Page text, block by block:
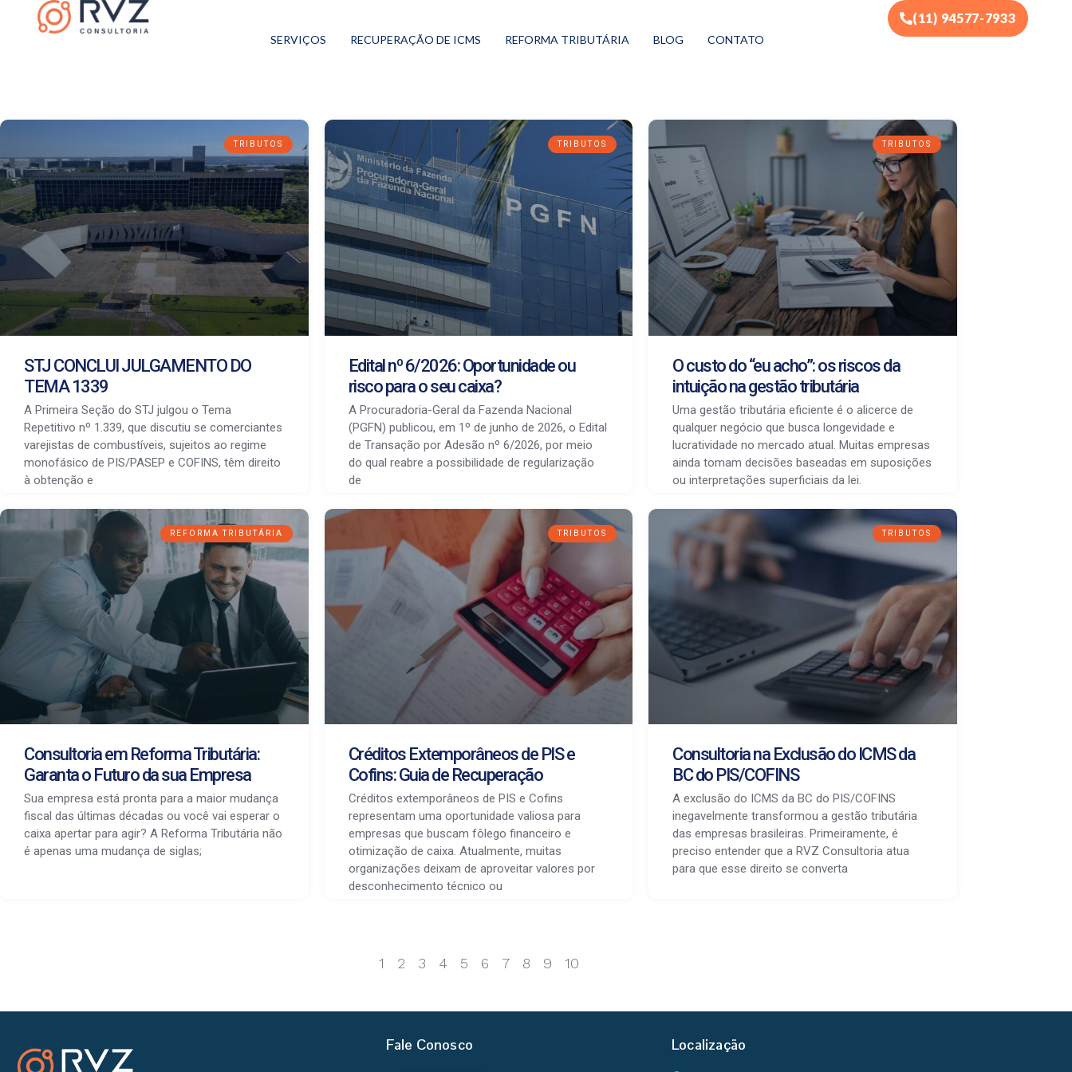
SERVIÇOS RECUPERAÇÃO DE ICMS REFORMA TRIBUTÁRIA BLOG CONTATO
(11) 94577-7933
TRIBUTOS
STJ CONCLUI JULGAMENTO DO
TEMA 1339
A Primeira Seção do STJ julgou o Tema
Repetitivo nº 1.339, que discutiu se comerciantes
varejistas de combustíveis, sujeitos ao regime
monofásico de PIS/PASEP e COFINS, têm direito
à obtenção e
TRIBUTOS
Edital nº 6/2026: Oportunidade ou
risco para o seu caixa?
A Procuradoria-Geral da Fazenda Nacional
(PGFN) publicou, em 1º de junho de 2026, o Edital
de Transação por Adesão nº 6/2026, por meio
do qual reabre a possibilidade de regularização
de
TRIBUTOS
O custo do “eu acho”: os riscos da
intuição na gestão tributária
Uma gestão tributária eficiente é o alicerce de
qualquer negócio que busca longevidade e
lucratividade no mercado atual. Muitas empresas
ainda tomam decisões baseadas em suposições
ou interpretações superficiais da lei.
REFORMA TRIBUTÁRIA
Consultoria em Reforma Tributária:
Garanta o Futuro da sua Empresa
Sua empresa está pronta para a maior mudança
fiscal das últimas décadas ou você vai esperar o
caixa apertar para agir? A Reforma Tributária não
é apenas uma mudança de siglas;
TRIBUTOS
Créditos Extemporâneos de PIS e
Cofins: Guia de Recuperação
Créditos extemporâneos de PIS e Cofins
representam uma oportunidade valiosa para
empresas que buscam fôlego financeiro e
otimização de caixa. Atualmente, muitas
organizações deixam de aproveitar valores por
desconhecimento técnico ou
TRIBUTOS
Consultoria na Exclusão do ICMS da
BC do PIS/COFINS
A exclusão do ICMS da BC do PIS/COFINS
inegavelmente transformou a gestão tributária
das empresas brasileiras. Primeiramente, é
preciso entender que a RVZ Consultoria atua
para que esse direito se converta
1 2 3 4 5 6 7 8 9 10
Fale Conosco Localização